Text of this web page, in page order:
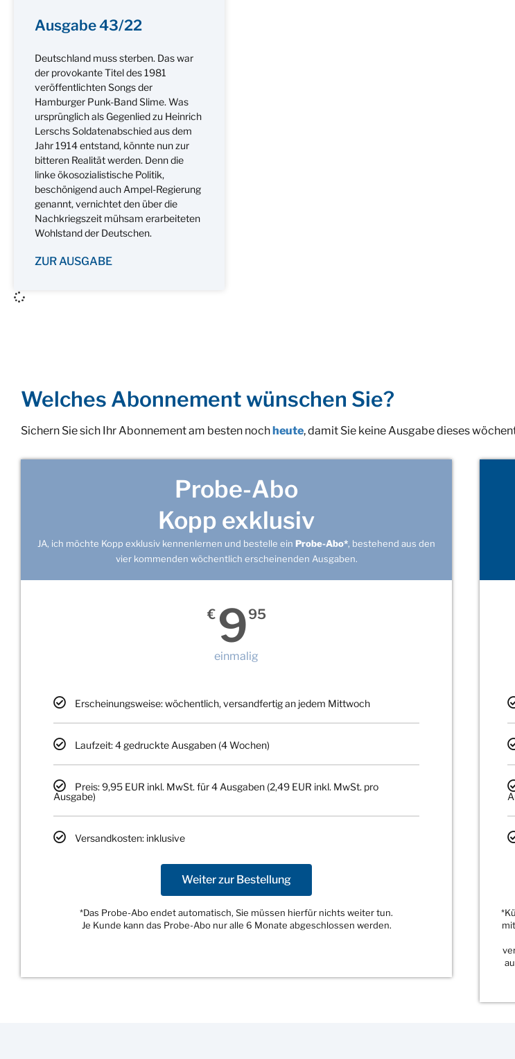
Ausgabe 43/22
Deutschland muss sterben. Das war
der provokante Titel des 1981
veröffentlichten Songs der
Hamburger Punk-Band Slime. Was
ursprünglich als Gegenlied zu Heinrich
Lerschs Soldatenabschied aus dem
Jahr 1914 entstand, könnte nun zur
bitteren Realität werden. Denn die
linke ökosozialistische Politik,
beschönigend auch Ampel-Regierung
genannt, vernichtet den über die
Nachkriegszeit mühsam erarbeiteten
Wohlstand der Deutschen.
ZUR AUSGABE
Welches Abonnement wünschen Sie?
Sichern Sie sich Ihr Abonnement am besten nochheute, damit Sie keine Ausgabe dieses
Probe-Abo
Kopp exklusiv
JA, ich möchte Kopp exklusiv kennenlernen und bestelle ein Probe-Abo*, bestehend aus den
vier kommenden wöchentlich erscheinenden Ausgaben.
€ 995
einmalig
Erscheinungsweise: wöchentlich, versandfertig an jedem Mittwoch
Laufzeit: 4 gedruckte Ausgaben (4 Wochen)
Preis: 9,95 EUR inkl. MwSt. für 4 Ausgaben (2,49 EUR inkl. MwSt. pro
Ausgabe)
Versandkosten: inklusive
Weiter zur Bestellung
*Das Probe-Abo endet automatisch, Sie müssen hierfür nichts weiter tun.
Je Kunde kann das Probe-Abo nur alle 6 Monate abgeschlossen werden.